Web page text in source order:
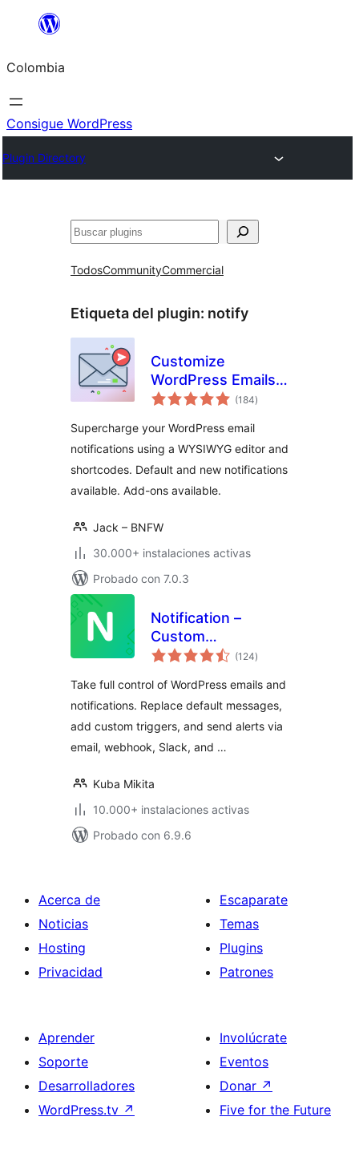
Saltar
contenido
Colombia
Consigue WordPress
Plugin Directory
Buscar
TodosCommunityCommercial
Etiqueta del plugin: notify
Customize
WordPress Emails
and Alerts – Better
WP
(184total
de
)
Supercharge your WordPress email
notifications using a WYSIWYG editor and
shortcodes. Default and new notifications
available. Add-ons available.
Jack – BNFW
30.000+ instalaciones activas
Probado con 7.0.3
Notification –
Custom
Notifications and
WordPress
(124total
de
)
Take full control of WordPress emails and
notifications. Replace default messages,
add custom triggers, and send alerts via
email, webhook, Slack, and …
Kuba Mikita
10.000+ instalaciones activas
Probado con 6.9.6
Acerca de
Noticias
Hosting
Privacidad
Escaparate
Temas
Plugins
Patrones
Aprender
Soporte
Desarrolladores
WordPress.tv ↗
Involúcrate
Eventos
Donar ↗
Five for the Future